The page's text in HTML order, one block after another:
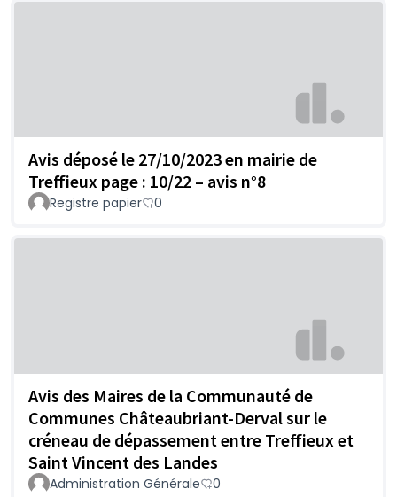
Avis déposé le 27/10/2023 en mairie de
Treffieux page : 10/22 – avis n°8
Registre papier 0
Avis des Maires de la Communauté de
Communes Châteaubriant-Derval sur le
créneau de dépassement entre Treffieux et
Saint Vincent des Landes
Administration Générale 0